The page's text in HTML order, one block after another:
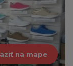
na mape